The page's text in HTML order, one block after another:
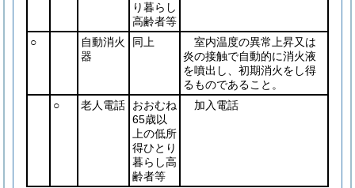
り暮らし
高齢者等
○
自動消火
器
同上
室内温度の異常上昇又は
炎の接触で自動的に消火液
を噴出し、初期消火をし得
るものであること。
○
老人電話
おおむね
65歳以
上の低所
得ひとり
暮らし高
齢者等
加入電話